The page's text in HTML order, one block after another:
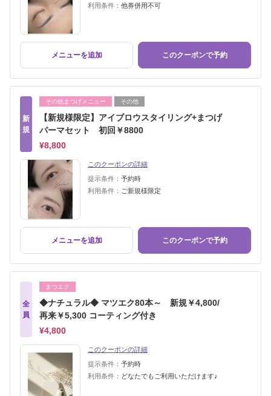
利用条件： 他券併用不可
メニューを追加 このクーポンで予約
新
規
その他まつげメニュー その他
【新規様限定】アイブロウスタイリング+まつげ
パーマセット 初回￥8800
¥8,800
このクーポンの詳細
提示条件： 予約時
利用条件： ご新規様限定
メニューを追加 このクーポンで予約
全
員
まつエク
◆ナチュラル◆ マツエク80本～ 新規￥4,800/
再来￥5,300 コーティング付き
¥4,800
このクーポンの詳細
提示条件： 予約時
利用条件： どなたでもご利用いただけます♪